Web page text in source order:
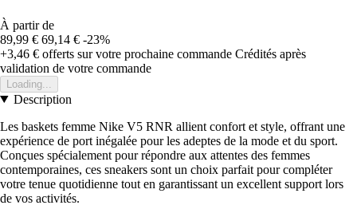
À partir de
89,99 € 69,14 € -23%
+3,46 € offerts sur votre prochaine commande Crédités après
validation de votre commande
Loading...
Description
Les baskets femme Nike V5 RNR allient confort et style, offrant une
expérience de port inégalée pour les adeptes de la mode et du sport.
Conçues spécialement pour répondre aux attentes des femmes
contemporaines, ces sneakers sont un choix parfait pour compléter
votre tenue quotidienne tout en garantissant un excellent support lors
de vos activités.